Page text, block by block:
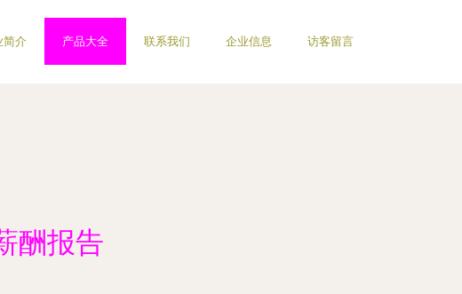
简介 产品大全 联系我们 企业信息 访客留言
酬报告